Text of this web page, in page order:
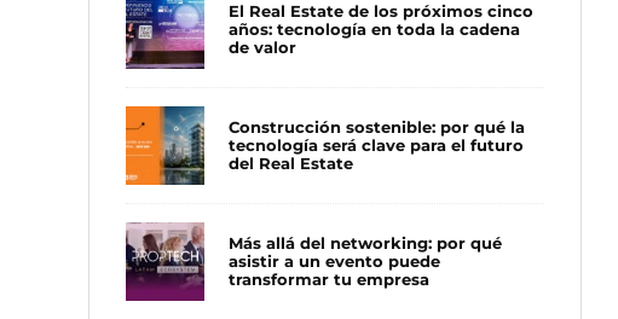
El Real Estate de los próximos cinco
años: tecnología en toda la cadena
de valor
Construcción sostenible: por qué la
tecnología será clave para el futuro
del Real Estate
Más allá del networking: por qué
asistir a un evento puede
transformar tu empresa